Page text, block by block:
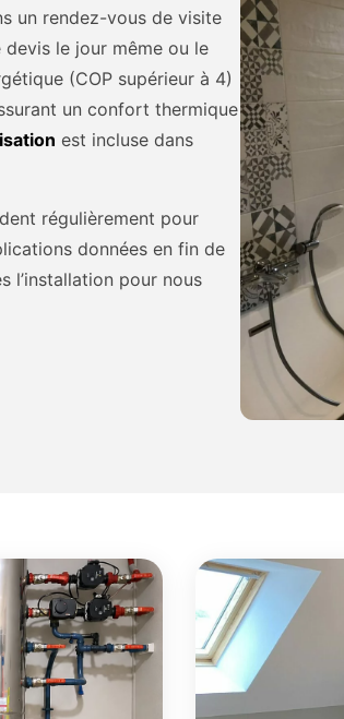
un rendez-vous de visite
le jour même ou le
(COP supérieur à 4)
un confort thermique
est incluse dans
régulièrement pour
données en fin de
l’installation pour nous